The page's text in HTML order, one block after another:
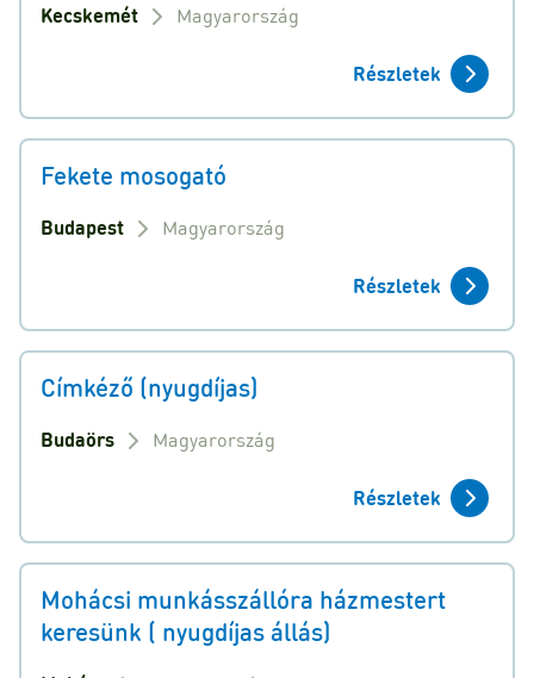
Kecskemét Magyarország
Részletek
Fekete mosogató
Budapest Magyarország
Részletek
Címkéző (nyugdíjas)
Budaörs Magyarország
Részletek
Mohácsi munkásszállóra házmestert
keresünk ( nyugdíjas állás)